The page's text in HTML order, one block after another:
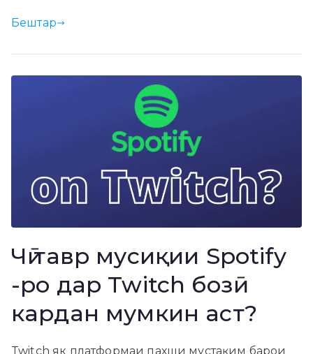
Бештар
Чӣ тавр мусиқии Spotify
-ро дар Twitch бозӣ
кардан мумкин аст?
Twitch як платформаи пахши мустақим барои